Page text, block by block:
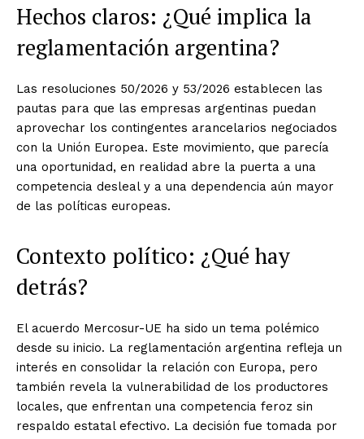
Hechos claros: ¿Qué implica la
reglamentación argentina?
Las resoluciones 50/2026 y 53/2026 establecen las
pautas para que las empresas argentinas puedan
aprovechar los contingentes arancelarios negociados
con la Unión Europea. Este movimiento, que parecía
una oportunidad, en realidad abre la puerta a una
competencia desleal y a una dependencia aún mayor
de las políticas europeas.
Contexto político: ¿Qué hay
detrás?
El acuerdo Mercosur-UE ha sido un tema polémico
desde su inicio. La reglamentación argentina refleja un
interés en consolidar la relación con Europa, pero
también revela la vulnerabilidad de los productores
locales, que enfrentan una competencia feroz sin
respaldo estatal efectivo. La decisión fue tomada por